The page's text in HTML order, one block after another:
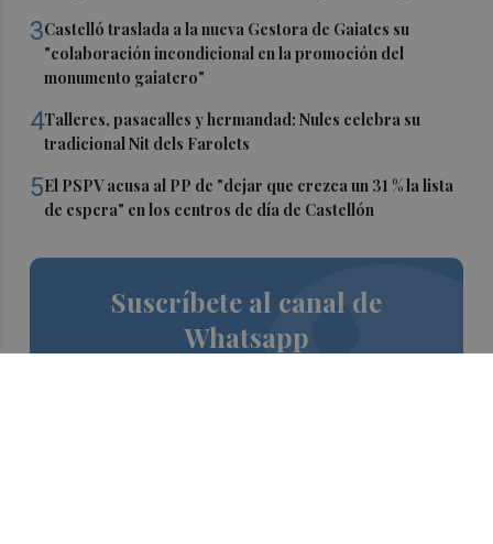
3Castelló traslada a la nueva Gestora de Gaiates su
"colaboración incondicional en la promoción del
monumento gaiatero"
4Talleres, pasacalles y hermandad: Nules celebra su
tradicional Nit dels Farolets
5El PSPV acusa al PP de "dejar que crezca un 31 % la lista
de espera" en los centros de día de Castellón
Suscríbete al canal de
Whatsapp